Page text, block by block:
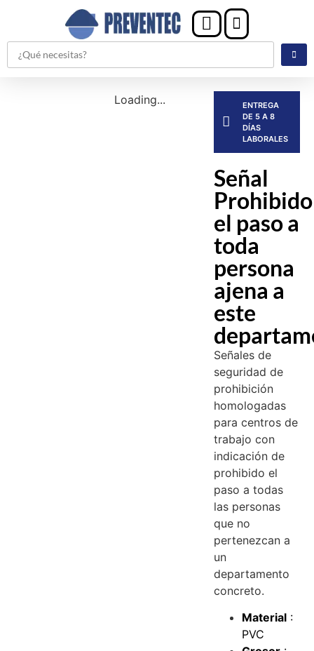
Loading...
ENTREGA
DE 5 A 8
DÍAS
LABORALES
Señal
Prohibido
el paso a
toda
persona
ajena a
este
Señales de
seguridad de
prohibición
homologadas
para centros de
trabajo con
indicación de
prohibido el
paso a todas
las personas
que no
pertenezcan a
un
departamento
concreto.
Material :
PVC